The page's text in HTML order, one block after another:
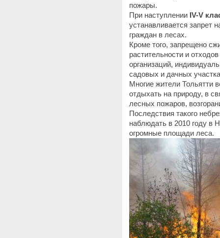
пожары.
При наступлении IV-V
устанавливается запрет
граждан в лесах.
Кроме того, запрещено
растительности и
организаций,
садовых и дачных
Многие жители Тольятти
отдыхать на природу, в
лесных пожаров,
Последствия такого
наблюдать в 2010 году в
огромные площади леса.